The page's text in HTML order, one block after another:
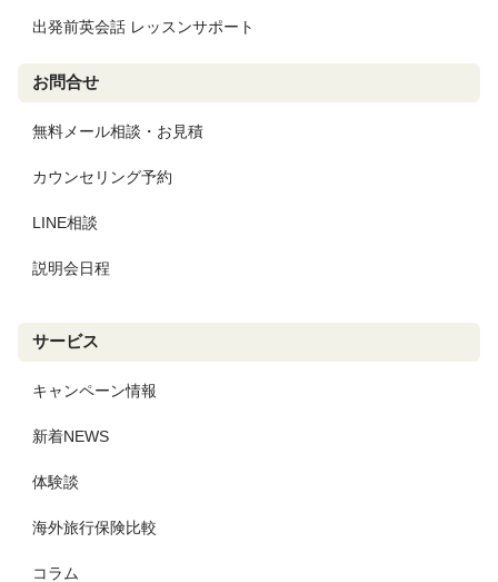
出発前英会話 レッスンサポート
お問合せ
無料メール相談・お見積
カウンセリング予約
LINE相談
説明会日程
サービス
キャンペーン情報
新着NEWS
体験談
海外旅行保険比較
コラム